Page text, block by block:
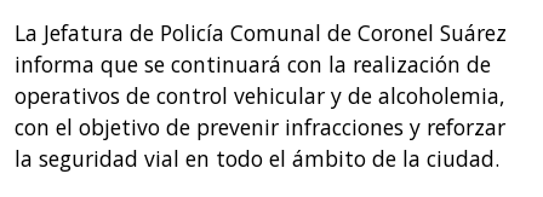
La Jefatura de Policía Comunal de Coronel Suárez
informa que se continuará con la realización de
operativos de control vehicular y de alcoholemia,
con el objetivo de prevenir infracciones y reforzar
la seguridad vial en todo el ámbito de la ciudad.